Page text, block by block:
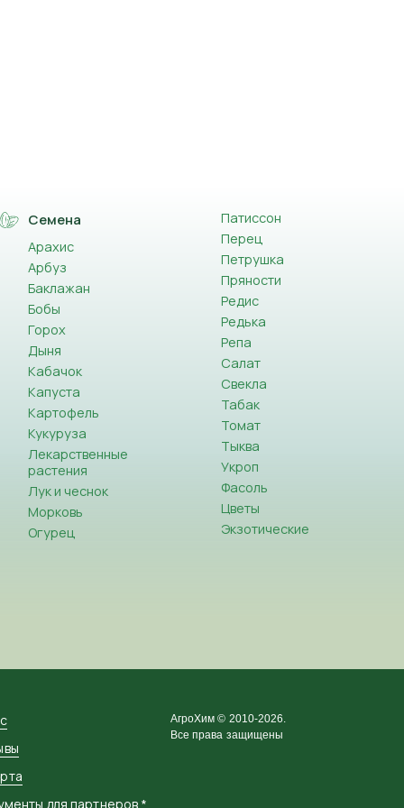
Семена
Арахис
Арбуз
Баклажан
Бобы
Горох
Дыня
Кабачок
Капуста
Картофель
Кукуруза
Лекарственные
растения
Лук и чеснок
Морковь
Огурец
Патиссон
Перец
Петрушка
Пряности
Редис
Редька
Репа
Салат
Свекла
Табак
Томат
Тыква
Укроп
Фасоль
Цветы
Экзотические
для партнеров *
АгроХим © 2010-2026.
Все права защищены